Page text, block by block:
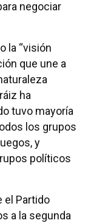
negociar
la “visión
que une a
ha
tuvo mayoría
los grupos
y
políticos
el Partido
a la segunda